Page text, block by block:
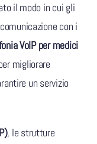
il modo in cui gli
con i
VoIP per medici
migliorare
un servizio
, le strutture